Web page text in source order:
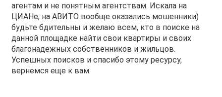
агентам и не понятным агентствам. Искала на
ЦИАНе, на АВИТО вообще оказались мошенники)
будьте бдительны и желаю всем, кто в поиске на
данной площадке найти свои квартиры и своих
благонадежных собственников и жильцов.
Успешных поисков и спасибо этому ресурсу,
вернемся еще к вам.